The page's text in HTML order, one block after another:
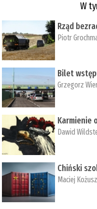
W
Rząd
Piotr
Bilet
Grzegorz
Karmienie
Dawid
Chiński
Maciej